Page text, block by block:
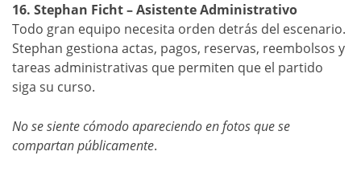
16. Stephan Ficht – Asistente Administrativo
Todo gran equipo necesita orden detrás del escenario.
Stephan gestiona actas, pagos, reservas, reembolsos y
tareas administrativas que permiten que el partido
siga su curso.
No se siente cómodo apareciendo en fotos que se
compartan públicamente.